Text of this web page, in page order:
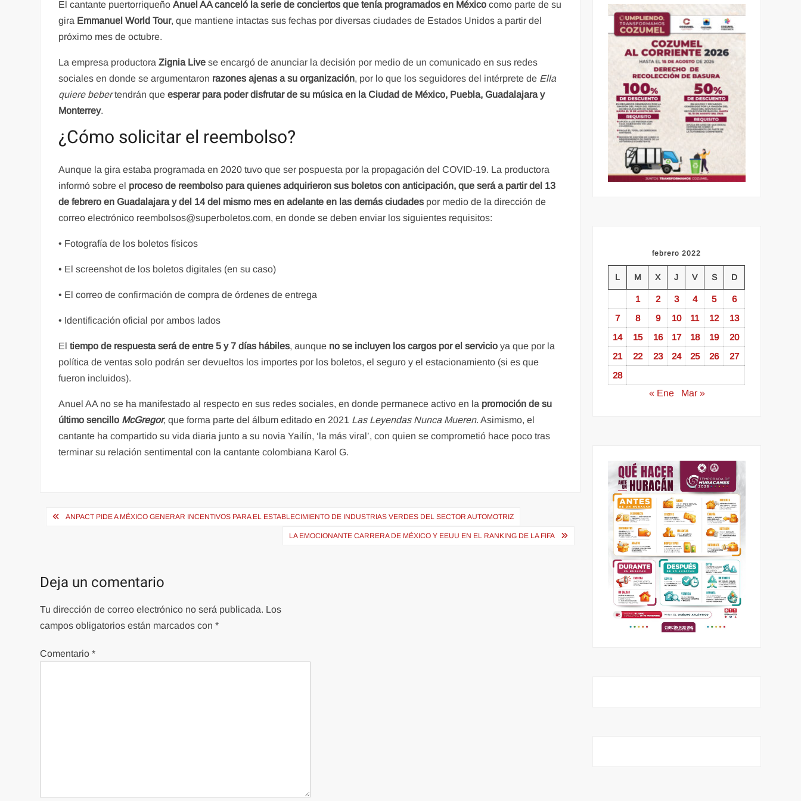
El cantante puertorriqueñoAnuel AA canceló la serie de conciertos que tenía programados en México como parte de su
gira Emmanuel World Tour, que mantiene intactas sus fechas por diversas ciudades de Estados Unidos a partir del
próximo mes de octubre.
La empresa productoraZignia Live se encargó de anunciar la decisión por medio de un comunicado en sus redes
sociales en donde se argumentaron razones ajenas a su organización, por lo que los seguidores del intérprete de Ella
quiere bebertendrán queesperar para poder disfrutar de su música en la Ciudad de México, Puebla, Guadalajara y
Monterrey.
¿Cómo solicitar el reembolso?
Aunque la gira estaba programada en 2020 tuvo que ser pospuesta por la propagación del COVID-19. La productora
informó sobre el proceso de reembolso para quienes adquirieron sus boletos con anticipación, que será a partir del 13
de febrero en Guadalajara y del 14 del mismo mes en adelante en las demás ciudades por medio de la dirección de
correo electrónico reembolsos@superboletos.com, en donde se deben enviar los siguientes requisitos:
• Fotografía de los boletos físicos
• El screenshot de los boletos digitales (en su caso)
• El correo de confirmación de compra de órdenes de entrega
• Identificación oficial por ambos lados
Eltiempo de respuesta será de entre 5 y 7 días hábiles, aunque no se incluyen los cargos por el servicio ya que por la
política de ventas solo podrán ser devueltos los importes por los boletos, el seguro y el estacionamiento (si es que
fueron incluidos).
Anuel AA no se ha manifestado al respecto en sus redes sociales, en donde permanece activo en la promoción de su
último sencillo McGregor, que forma parte del álbum editado en 2021 Las Leyendas Nunca Mueren. Asimismo, el
cantante ha compartido su vida diaria junto a su novia Yailín, ‘la más viral’, con quien se comprometió hace poco tras
terminar su relación sentimental con la cantante colombiana Karol G.
Navegación
ANPACT PIDE A MÉXICO GENERAR INCENTIVOS PARA EL ESTABLECIMIENTO DE INDUSTRIAS VERDES DEL SECTOR AUTOMOTRIZ
LA EMOCIONANTE CARRERA DE MÉXICO Y EEUU EN EL RANKING DE LA FIFA
Deja un comentario
Tu dirección de correo electrónico no será publicada. Los
campos obligatorios están marcados con*
Comentario*
febrero 2022
L M X J V S D
1 2 3 4 5
6
7
8 9 10 11 12
13
14
15 16 17 18 19
20
21
22 23 24 25 26
27
28
« Ene
Mar »